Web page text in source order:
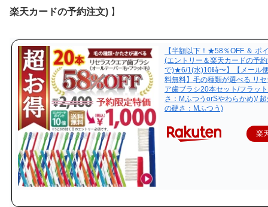
楽天カードの予約注文) 】
【半額以下！★58％OFF ＆ ポ
(エントリー＆楽天カードの予
で)★6/1(水)10時〜】【メール
料無料】毛の種類が選べる リ
ア歯ブラシ20本セット/フラッ
さ：MふつうorSやわらかめ)/
の硬さ：Mふつう)
楽